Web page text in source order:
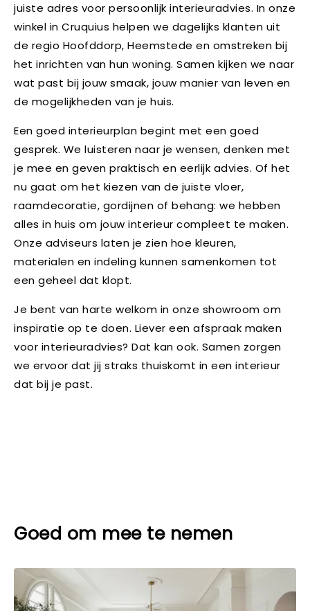
juiste adres voor persoonlijk interieuradvies. In onze
winkel in Cruquius helpen we dagelijks klanten uit
de regio Hoofddorp, Heemstede en omstreken bij
het inrichten van hun woning. Samen kijken we naar
wat past bij jouw smaak, jouw manier van leven en
de mogelijkheden van je huis.
Een goed interieurplan begint met een goed
gesprek. We luisteren naar je wensen, denken met
je mee en geven praktisch en eerlijk advies. Of het
nu gaat om het kiezen van de juiste vloer,
raamdecoratie, gordijnen of behang: we hebben
alles in huis om jouw interieur compleet te maken.
Onze adviseurs laten je zien hoe kleuren,
materialen en indeling kunnen samenkomen tot
een geheel dat klopt.
Je bent van harte welkom in onze showroom om
inspiratie op te doen. Liever een afspraak maken
voor interieuradvies? Dat kan ook. Samen zorgen
we ervoor dat jij straks thuiskomt in een interieur
dat bij je past.
Goed om mee te nemen